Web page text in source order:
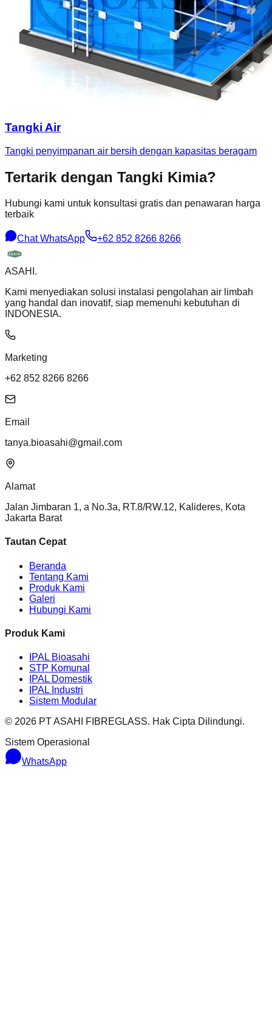
Tangki Air
Tangki penyimpanan air bersih dengan kapasitas beragam
Tertarik dengan Tangki Kimia?
Hubungi kami untuk konsultasi gratis dan penawaran harga
terbaik
Chat WhatsApp +62 852 8266 8266
ASAHI .
Kami menyediakan solusi instalasi pengolahan air limbah
yang handal dan inovatif, siap memenuhi kebutuhan di
INDONESIA.
Marketing
+62 852 8266 8266
Email
tanya.bioasahi@gmail.com
Alamat
Jalan Jimbaran 1, a No.3a, RT.8/RW.12, Kalideres, Kota
Jakarta Barat
Tautan Cepat
Beranda
Tentang Kami
Produk Kami
Galeri
Hubungi Kami
Produk Kami
IPAL Bioasahi
STP Komunal
IPAL Domestik
IPAL Industri
Sistem Modular
© 2026 PT ASAHI FIBREGLASS. Hak Cipta Dilindungi.
Sistem Operasional
WhatsApp